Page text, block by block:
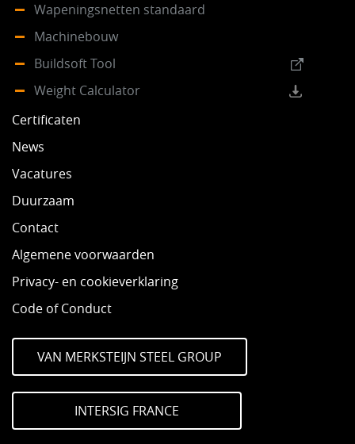
Wapeningsnetten standaard
Machinebouw
Buildsoft Tool
Weight Calculator
Certificaten
News
Vacatures
Duurzaam
Contact
Algemene voorwaarden
Privacy- en cookieverklaring
Code of Conduct
VAN MERKSTEIJN STEEL GROUP
INTERSIG FRANCE